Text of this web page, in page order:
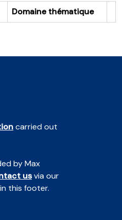
Domaine thématique
carried out
by Max
usvia our
this footer.